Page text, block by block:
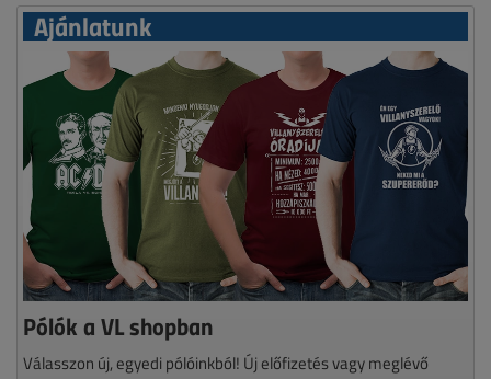
Ajánlatunk
Pólók a VL shopban
Válasszon új, egyedi pólóinkból! Új előfizetés vagy meglévő